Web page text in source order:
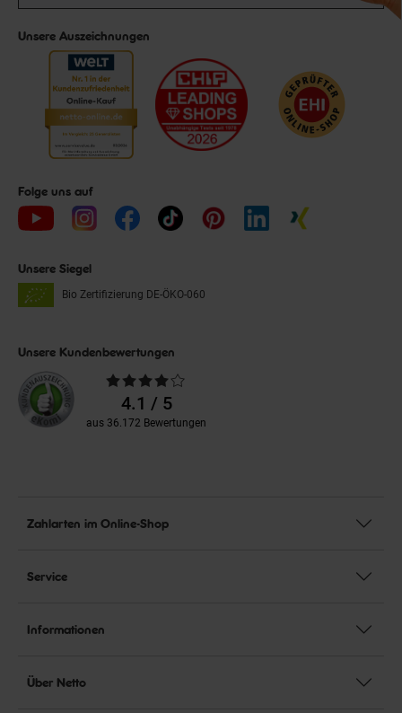
Unsere Auszeichnungen
Folge uns auf
Unsere Siegel
Bio Zertifizierung DE-ÖKO-060
Unsere Kundenbewertungen
Durchschnittliche
Bewertungen4.1 / 5
aus 36.172 Bewertungen
Zahlarten im Online-Shop
Service
Informationen
Über Netto